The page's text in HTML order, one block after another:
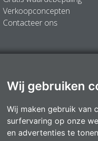
Wij gebruiken
Wij maken gebruik van
surfervaring op onze
en advertenties te
Verkoopconcepten
Contacteer ons
-Disclaimer